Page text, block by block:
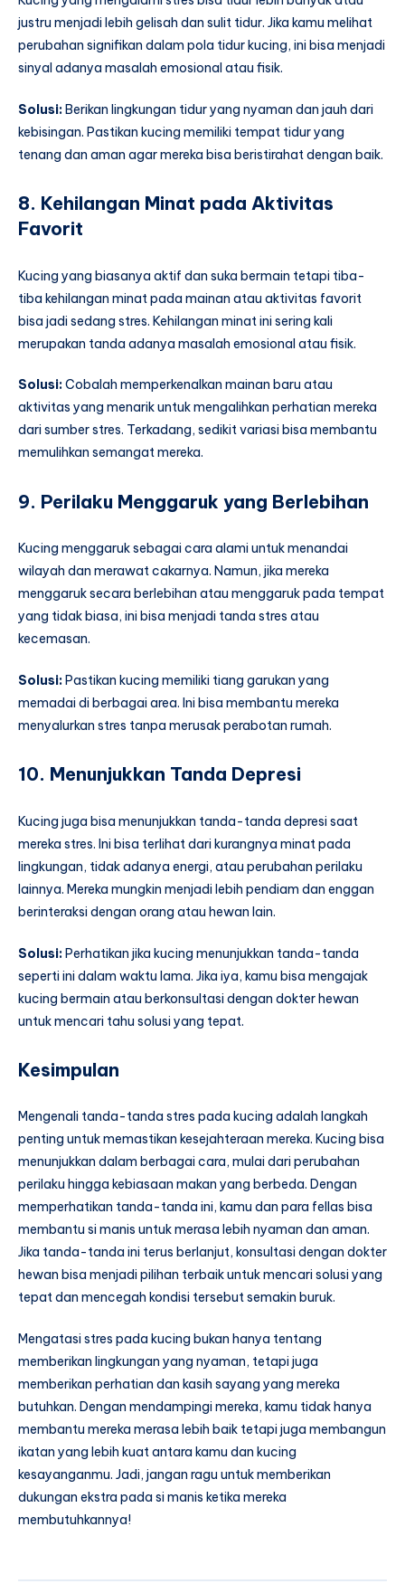
justru menjadi lebih gelisah dan sulit tidur. Jika kamu melihat
perubahan signifikan dalam pola tidur kucing, ini bisa menjadi
sinyal adanya masalah emosional atau fisik.
Solusi:Berikan lingkungan tidur yang nyaman dan jauh dari
kebisingan. Pastikan kucing memiliki tempat tidur yang
tenang dan aman agar mereka bisa beristirahat dengan baik.
8. Kehilangan Minat pada Aktivitas
Favorit
Kucing yang biasanya aktif dan suka bermain tetapi tiba-
tiba kehilangan minat pada mainan atau aktivitas favorit
bisa jadi sedang stres. Kehilangan minat ini sering kali
merupakan tanda adanya masalah emosional atau fisik.
Solusi:Cobalah memperkenalkan mainan baru atau
aktivitas yang menarik untuk mengalihkan perhatian mereka
dari sumber stres. Terkadang, sedikit variasi bisa membantu
memulihkan semangat mereka.
9. Perilaku Menggaruk yang Berlebihan
Kucing menggaruk sebagai cara alami untuk menandai
wilayah dan merawat cakarnya. Namun, jika mereka
menggaruk secara berlebihan atau menggaruk pada tempat
yang tidak biasa, ini bisa menjadi tanda stres atau
kecemasan.
Solusi:Pastikan kucing memiliki tiang garukan yang
memadai di berbagai area. Ini bisa membantu mereka
menyalurkan stres tanpa merusak perabotan rumah.
10. Menunjukkan Tanda Depresi
Kucing juga bisa menunjukkan tanda-tanda depresi saat
mereka stres. Ini bisa terlihat dari kurangnya minat pada
lingkungan, tidak adanya energi, atau perubahan perilaku
lainnya. Mereka mungkin menjadi lebih pendiam dan enggan
berinteraksi dengan orang atau hewan lain.
Solusi:Perhatikan jika kucing menunjukkan tanda-tanda
seperti ini dalam waktu lama. Jika iya, kamu bisa mengajak
kucing bermain atau berkonsultasi dengan dokter hewan
untuk mencari tahu solusi yang tepat.
Kesimpulan
Mengenali tanda-tanda stres pada kucing adalah langkah
penting untuk memastikan kesejahteraan mereka. Kucing bisa
menunjukkan dalam berbagai cara, mulai dari perubahan
perilaku hingga kebiasaan makan yang berbeda. Dengan
memperhatikan tanda-tanda ini, kamu dan para fellas bisa
membantu si manis untuk merasa lebih nyaman dan aman.
Jika tanda-tanda ini terus berlanjut, konsultasi dengan dokter
hewan bisa menjadi pilihan terbaik untuk mencari solusi yang
tepat dan mencegah kondisi tersebut semakin buruk.
Mengatasi stres pada kucing bukan hanya tentang
memberikan lingkungan yang nyaman, tetapi juga
memberikan perhatian dan kasih sayang yang mereka
butuhkan. Dengan mendampingi mereka, kamu tidak hanya
membantu mereka merasa lebih baik tetapi juga membangun
ikatan yang lebih kuat antara kamu dan kucing
kesayanganmu. Jadi, jangan ragu untuk memberikan
dukungan ekstra pada si manis ketika mereka
membutuhkannya!